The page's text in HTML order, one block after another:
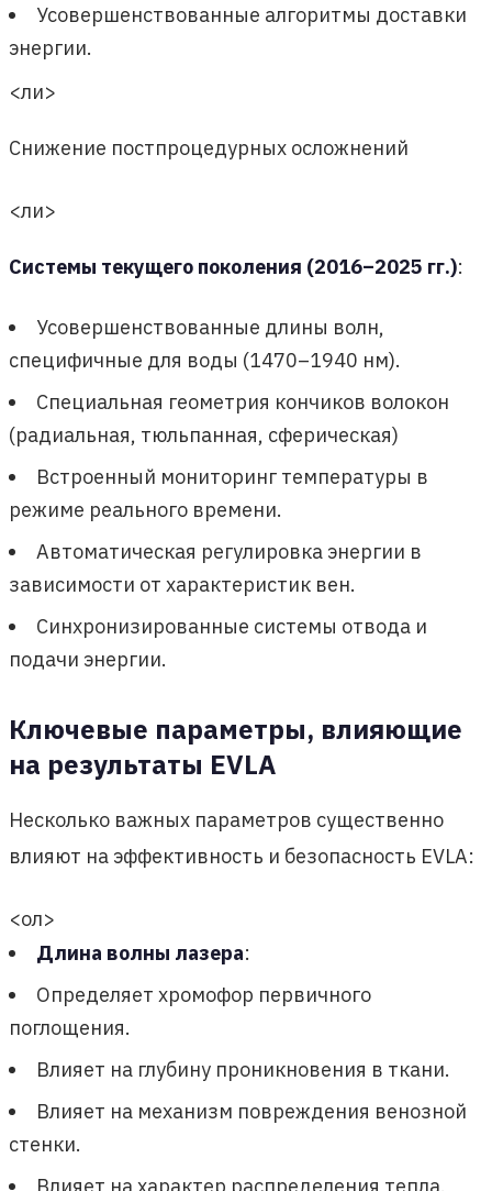
Усовершенствованные алгоритмы доставки
энергии.
<ли>
Снижение постпроцедурных осложнений
<ли>
Системы текущего поколения (2016–2025 гг.):
Усовершенствованные длины волн,
специфичные для воды (1470–1940 нм).
Специальная геометрия кончиков волокон
(радиальная, тюльпанная, сферическая)
Встроенный мониторинг температуры в
режиме реального времени.
Автоматическая регулировка энергии в
зависимости от характеристик вен.
Синхронизированные системы отвода и
подачи энергии.
Ключевые параметры, влияющие
на результаты EVLA
Несколько важных параметров существенно
влияют на эффективность и безопасность EVLA:
<ол>
Длина волны лазера:
Определяет хромофор первичного
поглощения.
Влияет на глубину проникновения в ткани.
Влияет на механизм повреждения венозной
стенки.
Влияет на характер распределения тепла.